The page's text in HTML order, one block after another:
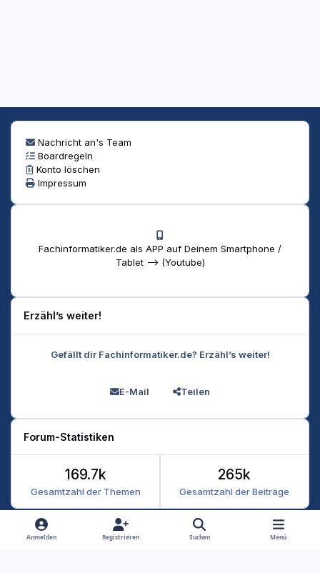
Nachricht an's Team
Boardregeln
Konto löschen
Impressum
Fachinformatiker.de als APP auf Deinem Smartphone /
Tablet --> (Youtube)
Erzähl’s weiter!
Gefällt dir Fachinformatiker.de? Erzähl’s weiter!
E-Mail Teilen
Forum-Statistiken
Gesamtzahl der Themen
169.7k
Gesamtzahl der Beiträge
265k
Heller Modus
Dunkler Modus
Systemeinstellung
Anmelden Registrieren Suchen Menü